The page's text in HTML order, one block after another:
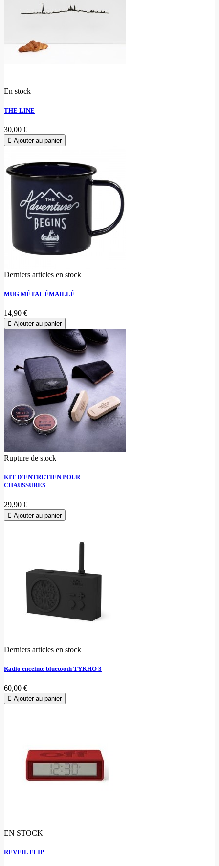
En stock
THE LINE
30,00 €
Ajouter au panier
Derniers articles en stock
MUG MÉTAL ÉMAILLÉ
14,90 €
Ajouter au panier
Rupture de stock
KIT D'ENTRETIEN POUR
CHAUSSURES
29,90 €
Ajouter au panier
Derniers articles en stock
Radio enceinte bluetooth TYKHO 3
60,00 €
Ajouter au panier
EN STOCK
REVEIL FLIP